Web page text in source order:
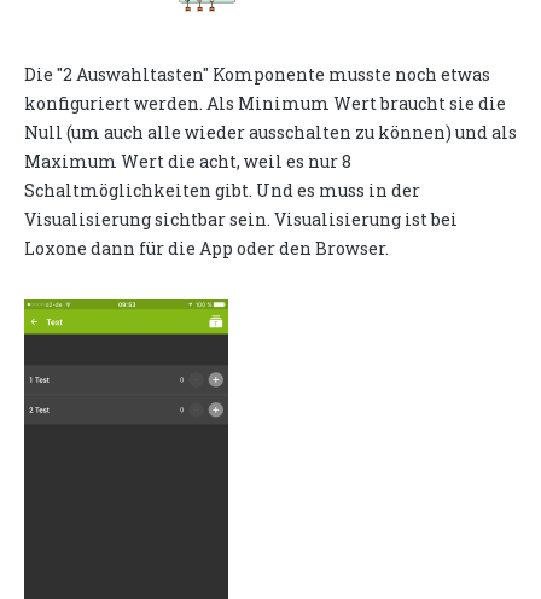
Die "2 Auswahltasten" Komponente musste noch etwas
konfiguriert werden. Als Minimum Wert braucht sie die
Null (um auch alle wieder ausschalten zu können) und als
Maximum Wert die acht, weil es nur 8
Schaltmöglichkeiten gibt. Und es muss in der
Visualisierung sichtbar sein. Visualisierung ist bei
Loxone dann für die App oder den Browser.